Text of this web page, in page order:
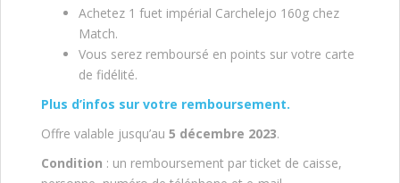
Achetez 1 fuet impérial Carchelejo 160g chez
Match.
Vous serez remboursé en points sur votre carte
de fidélité.
Plus d’infos sur votre remboursement.
Offre valable jusqu’au 5 décembre 2023.
Condition : un remboursement par ticket de caisse,